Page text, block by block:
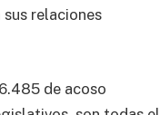
relaciones
de acoso